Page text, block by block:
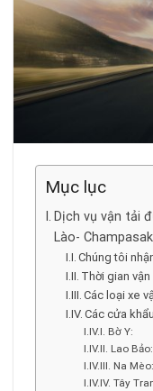
Mục lục
Dịch vụ vận tải
Lào-
Chúng tôi
Thời gian vận
Các loại xe
Các cửa
Bờ Y:
Lao Bảo:
Na Mèo:
Tây